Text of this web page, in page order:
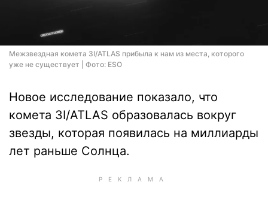
Межзвездная комета 3I/ATLAS прибыла к нам из места, которого
уже не существует | Фото: ESO
Новое исследование показало, что
комета 3I/ATLAS образовалась вокруг
звезды, которая появилась на миллиарды
лет раньше Солнца.